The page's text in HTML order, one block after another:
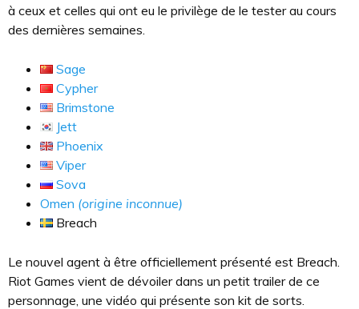
à ceux et celles qui ont eu le privilège de le tester au cours
des dernières semaines.
Sage
Cypher
Brimstone
Jett
Phoenix
Viper
Sova
Omen (origine inconnue)
Breach
Le nouvel agent à être officiellement présenté est Breach.
Riot Games vient de dévoiler dans un petit trailer de ce
personnage, une vidéo qui présente son kit de sorts.